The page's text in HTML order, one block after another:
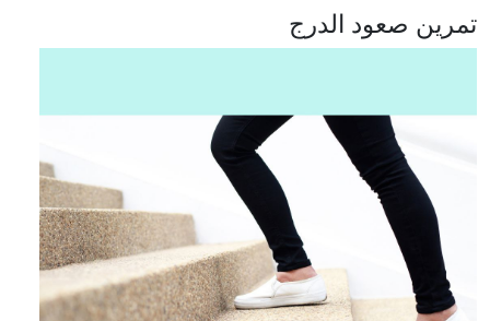
تمرين صعود الدرج